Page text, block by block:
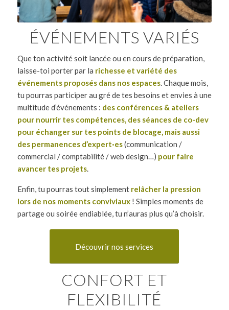
ÉVÉNEMENTS VARIÉS
Que ton activité soit lancée ou en cours de préparation,
laisse-toi porter par la richesse et variété des
événements proposés dans nos espaces. Chaque mois,
tu pourras participer au gré de tes besoins et envies à une
multitude d’événements : des conférences & ateliers
pour nourrir tes compétences, des séances de co-dev
pour échanger sur tes points de blocage, mais aussi
des permanences d’expert·es(communication /
commercial / comptabilité / web design…) pour faire
avancer tes projets.
Enfin, tu pourras tout simplement relâcher la pression
lors de nos moments conviviaux! Simples moments de
partage ou soirée endiablée, tu n’auras plus qu’à choisir.
Découvrir nos services
CONFORT ET
FLEXIBILITÉ